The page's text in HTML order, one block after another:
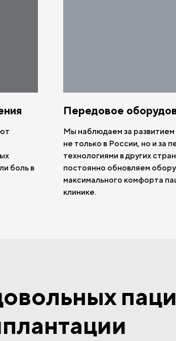
боль в
Передовое
Мы наблюдаем за
не только в России, но и за
технологиями в других
постоянно обновляем
максимального комфорта
клинике.